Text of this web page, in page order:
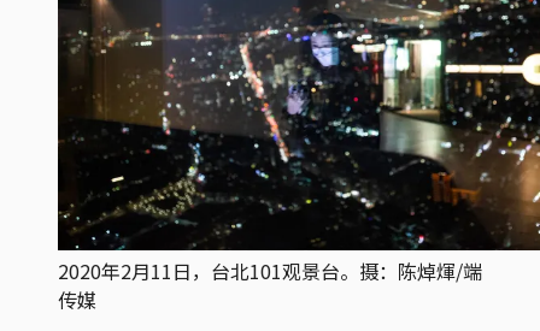
2020年2月11日，台北101观景台。摄：陈焯煇/端
传媒